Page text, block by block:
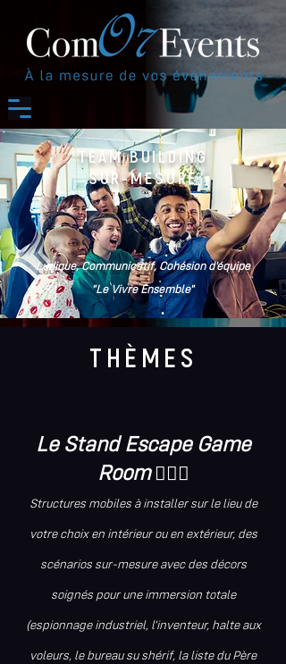
TEAM BUILDING
SUR-MESURE
Ludique, Communicatif, Cohésion d'équipe
"Le Vivre Ensemble"
THÈMES
Le Stand Escape Game
Room🕵🏼‍♂️
Structures mobiles à installer sur le lieu de
votre choix en intérieur ou en extérieur, des
scénarios sur-mesure avec des décors
soignés pour une immersion totale
(espionnage industriel, l'inventeur, halte aux
voleurs, le bureau su shérif, la liste du Père